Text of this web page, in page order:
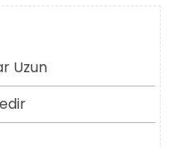
Uzun